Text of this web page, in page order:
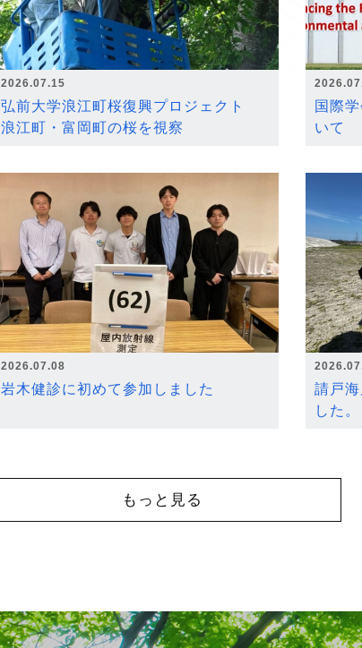
2026.07.15
弘前大学浪江町桜復興プロジェクト
浪江町・富岡町の桜を視察
国際
いて
2026.07.08
岩木健診に初めて参加しました
請戸
した。
もっと見る